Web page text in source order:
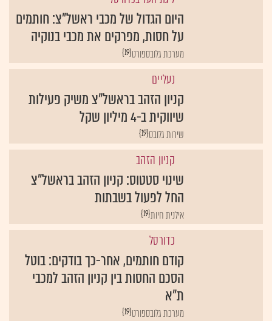
היום הגדול של מכבי ראשל"צ: חותמים
על חסות, מפרקים את מכבי בנוקיה
{19}מערכת גלובספורט
נעליים
קניון הזהב בראשל"צ משיק פעילות
שיווקית ב-4 מיליון שקל
{19}שירות גלובס
קניון הזהב
שינוי סטטוס: קניון הזהב בראשל"צ
החל לפעול בשבתות
{19}אילנית חיות
כדורסל
קודם חותמים, אחר-כך בודקים: בוטל
הסכם החסות בין קניון הזהב למכבי
ת"א
{19}מערכת גלובספורט